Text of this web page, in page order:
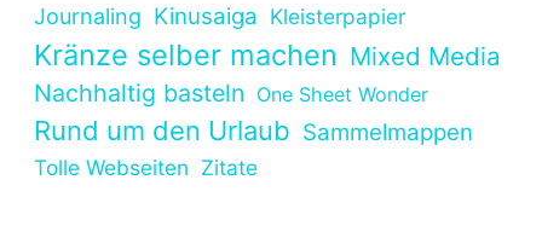
Journaling Kinusaiga Kleisterpapier
Kränze selber machen Mixed Media
Nachhaltig basteln One Sheet Wonder
Rund um den Urlaub Sammelmappen
Tolle Webseiten Zitate